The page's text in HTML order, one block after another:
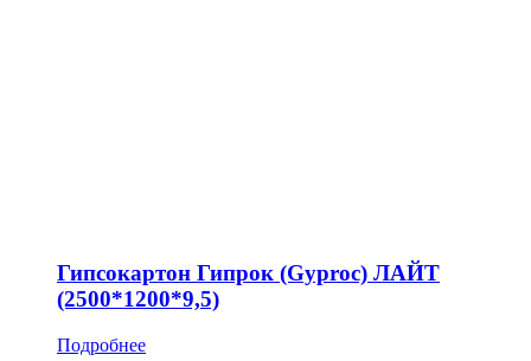
Гипсокартон Гипрок (Gyproc) ЛАЙТ
(2500*1200*9,5)
Подробнее